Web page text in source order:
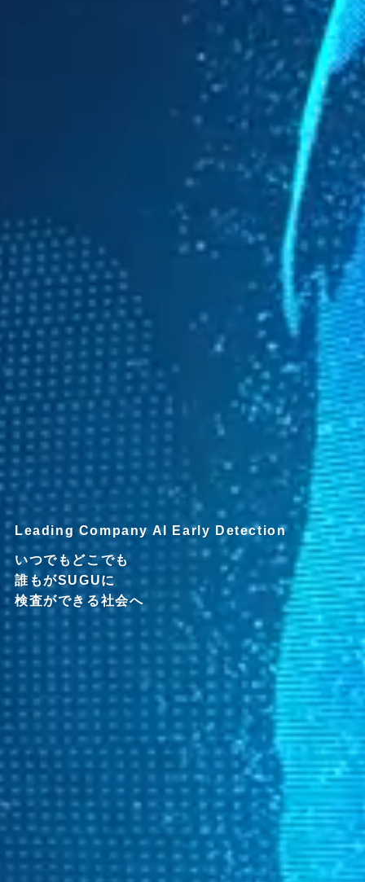
Leading Company AI Early Detection
いつでもどこでも
誰もがSUGUに
検査ができる社会へ